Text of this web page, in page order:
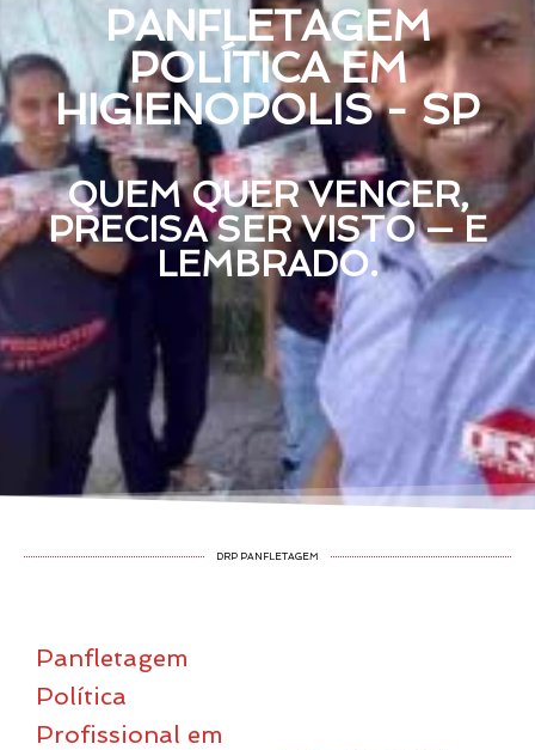
PANFLETAGEM
POLÍTICA EM
HIGIENOPOLIS - SP
QUEM QUER VENCER,
PRECISA SER VISTO — E
LEMBRADO.
DRP PANFLETAGEM
Panfletagem
Política
Profissional em